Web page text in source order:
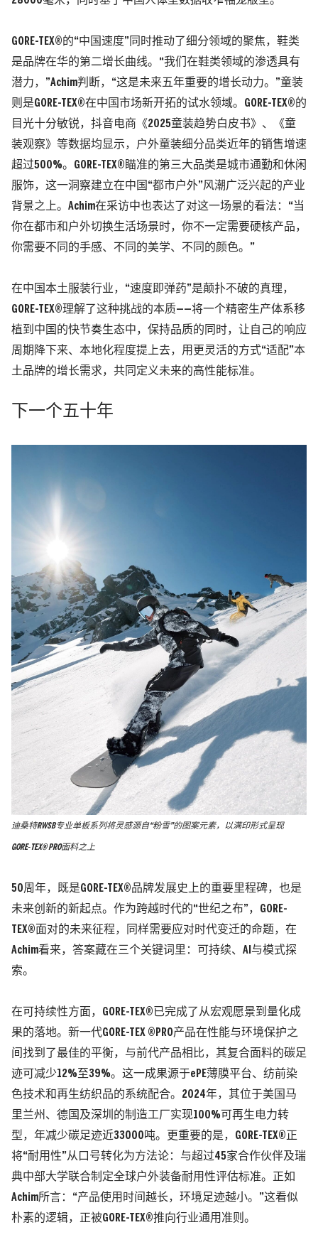
GORE-TEX®的“中国速度”同时推动了细分领域的聚焦，鞋类
是品牌在华的第二增长曲线。“我们在鞋类领域的渗透具有
潜力，”Achim判断，“这是未来五年重要的增长动力。”童装
则是GORE-TEX®在中国市场新开拓的试水领域。GORE-TEX®的
目光十分敏锐，抖音电商《2025童装趋势白皮书》、《童
装观察》等数据均显示，户外童装细分品类近年的销售增速
超过500%。GORE-TEX®瞄准的第三大品类是城市通勤和休闲
服饰，这一洞察建立在中国“都市户外”风潮广泛兴起的产业
背景之上。Achim在采访中也表达了对这一场景的看法：“当
你在都市和户外切换生活场景时，你不一定需要硬核产品，
你需要不同的手感、不同的美学、不同的颜色。”
在中国本土服装行业，“速度即弹药”是颠扑不破的真理，
GORE-TEX®理解了这种挑战的本质——将一个精密生产体系移
植到中国的快节奏生态中，保持品质的同时，让自己的响应
周期降下来、本地化程度提上去，用更灵活的方式“适配”本
土品牌的增长需求，共同定义未来的高性能标准。
下一个五十年
迪桑特RWSB专业单板系列将灵感源自“粉雪”的图案元素，以满印形式呈现
GORE‑TEX® PRO面料之上
50周年，既是GORE-TEX®品牌发展史上的重要里程碑，也是
未来创新的新起点。作为跨越时代的“世纪之布”，GORE-
TEX®面对的未来征程，同样需要应对时代变迁的命题，在
Achim看来，答案藏在三个关键词里：可持续、AI与模式探
索。
在可持续性方面，GORE-TEX®已完成了从宏观愿景到量化成
果的落地。新一代GORE-TEX ®PRO产品在性能与环境保护之
间找到了最佳的平衡，与前代产品相比，其复合面料的碳足
迹可减少12%至39%。这一成果源于ePE薄膜平台、纺前染
色技术和再生纺织品的系统配合。2024年，其位于美国马
里兰州、德国及深圳的制造工厂实现100%可再生电力转
型，年减少碳足迹近33000吨。更重要的是，GORE-TEX®正
将“耐用性”从口号转化为方法论：与超过45家合作伙伴及瑞
典中部大学联合制定全球户外装备耐用性评估标准。正如
Achim所言：“产品使用时间越长，环境足迹越小。”这看似
朴素的逻辑，正被GORE-TEX®推向行业通用准则。